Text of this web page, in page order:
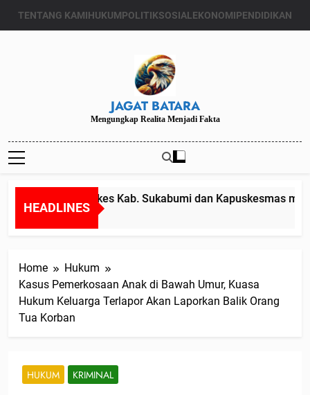
TENTANG KAMIHUKUMPOLITIKSOSIALEKONOMIPENDIDIKAN
JAGAT BATARA
Mengungkap Realita Menjadi Fakta
HEADLINES
Diduga Kadinkes Kab. Sukabumi dan Kapuskesmas
Juli 24, 2024
Home
Hukum
Kasus Pemerkosaan Anak di Bawah Umur, Kuasa
Hukum Keluarga Terlapor Akan Laporkan Balik Orang
Tua Korban
HUKUM KRIMINAL